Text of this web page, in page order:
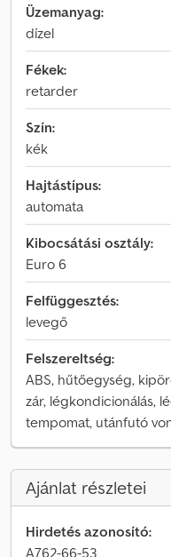
Üzemanyag:
dízel
Fékek:
retarder
Szín:
kék
Hajtástípus:
automata
Kibocsátási osztály:
Euro 6
Felfüggesztés:
levegő
Felszereltség:
ABS, hűtőegység,
zár, légkondicionálás,
tempomat, utánfutó
Ajánlat részletei
Hirdetés azonosító:
A762-66-53